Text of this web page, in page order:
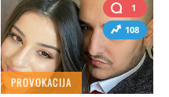
1
108
PROVOKACIJA